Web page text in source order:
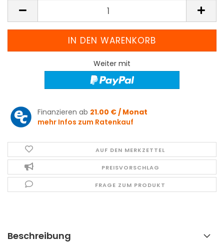
Weiter mit
Finanzieren ab 21.00 € / Monat
mehr Infos zum Ratenkauf
AUF DEN MERKZETTEL
PREISVORSCHLAG
FRAGE ZUM PRODUKT
Beschreibung